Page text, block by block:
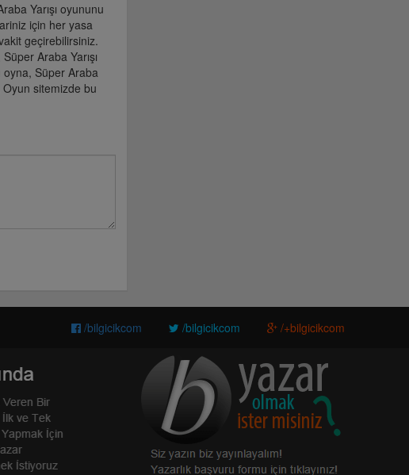
Yarışı oyununu
için her yasa
geçirebilirsiniz.
Araba Yarışı
oyna, Süper Araba
Oyun sitemizde bu
/bilgicikcom /bilgicikcom /+bilgicikcom